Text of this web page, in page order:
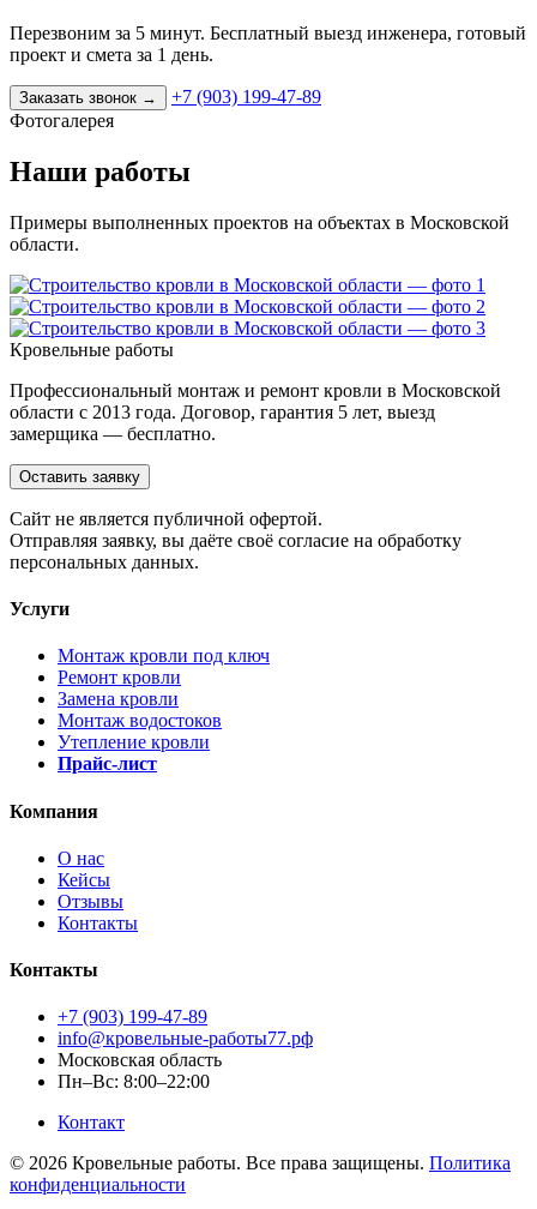
Перезвоним за 5 минут. Бесплатный выезд инженера, готовый
проект и смета за 1 день.
Заказать звонок →
+7 (903) 199-47-89
Фотогалерея
Наши работы
Примеры выполненных проектов на объектах в Московской
области.
Кровельные работы
Профессиональный монтаж и ремонт кровли в Московской
области с 2013 года. Договор, гарантия 5 лет, выезд
замерщика — бесплатно.
Оставить заявку
Cайт не является публичной офертой.
Отправляя заявку, вы даёте своё согласие на обработку
персональных данных.
Услуги
Монтаж кровли под ключ
Ремонт кровли
Замена кровли
Монтаж водостоков
Утепление кровли
Прайс-лист
Компания
О нас
Кейсы
Отзывы
Контакты
Контакты
+7 (903) 199-47-89
info@кровельные-работы77.рф
Московская область
Пн–Вс: 8:00–22:00
Контакт
© 2026 Кровельные работы. Все права защищены. Политика
конфиденциальности